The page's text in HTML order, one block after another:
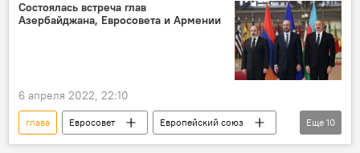
Состоялась встреча глав
Азербайджана, Евросовета и Армении
6 апреля 2022, 22:10
глава Евросовет
Европейский союз
Европейский совет
Ильхам Алиев
Еще 10